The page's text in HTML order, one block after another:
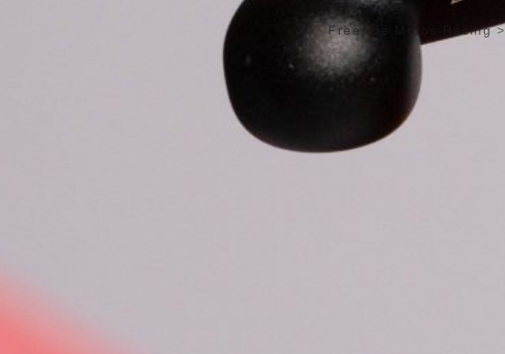
Freeride Motos Racing>